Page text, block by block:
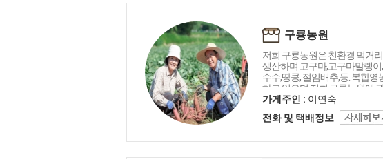
구룡농원
저희 구룡농원은 친환경 먹거
생산하며 고구마,고구마말랭이
수수,땅콩, 절임배추,등..복합영
하고 있으며 저희 구룡농원에
과 애정을갖고 찾는 여러분들께
뜻하고 정겨움을 나눌수 있도
선을 다하겠습니다.
가게주인 : 이연숙
전화 및 택배정보